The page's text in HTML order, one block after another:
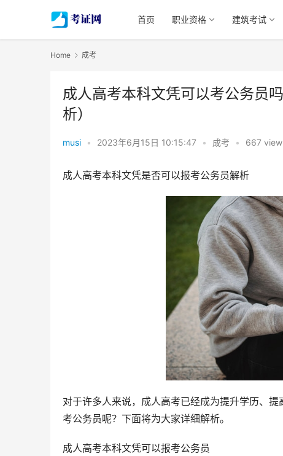
首页 职业资格 建筑考试
Home 成考
成人高考本科文凭可以考公务员
析）
musi • 2023年6月15日 10:15:47 • 成考 • 667
成人高考本科文凭是否可以报考公务员解析
对于许多人来说，成人高考已经成为提升学历、
考公务员呢？下面将为大家详细解析。
成人高考本科文凭可以报考公务员